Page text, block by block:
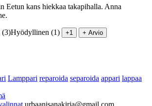
Eetun kans hiekkaa takapihalla. Anna
(3)Hyödyllinen (1) +1 + Arvio
Lamppari reparoida separoida appari lappaa
urbaanisanakirja@gmail.com